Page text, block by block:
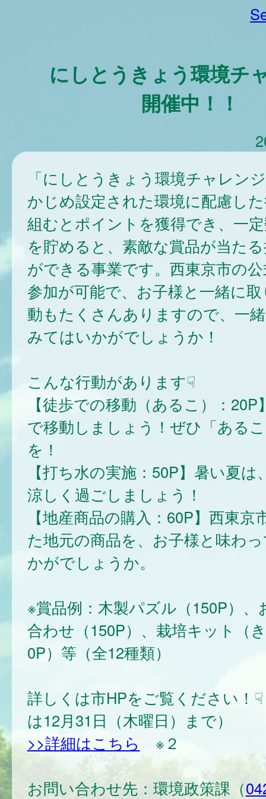
にしとうきょう環境チ
開催中！！
「にしとうきょう環境チャレン
かじめ設定された環境に配慮し
組むとポイントを獲得でき、一
を貯めると、素敵な賞品が当た
ができる事業です。西東京市の
参加が可能で、お子様と一緒に
動もたくさんありますので、一
みてはいかがでしょうか！
こんな行動があります☟
【徒歩での移動（あるこ）：20P
で移動しましょう！ぜひ「ある
を！
【打ち水の実施：50P】暑い夏
涼しく過ごしましょう！
【地産商品の購入：60P】西東京
た地元の商品を、お子様と味わ
かがでしょうか。
※賞品例：木製パズル（150P）、
合わせ（150P）、栽培キット（
0P）等（全12種類）
詳しくは市HPをご覧ください！
は12月31日（木曜日）まで）
>>詳細はこちら
※２
お問い合わせ先：環境政策課（